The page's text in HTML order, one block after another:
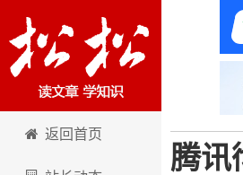
卢松松博客
返回首页
腾讯